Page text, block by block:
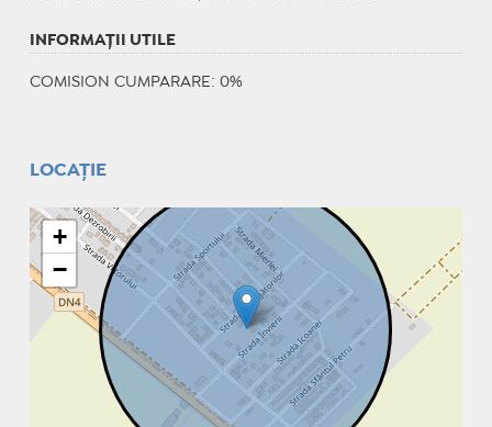
INFORMAŢII UTILE
COMISION CUMPARARE: 0%
LOCAȚIE
+
−